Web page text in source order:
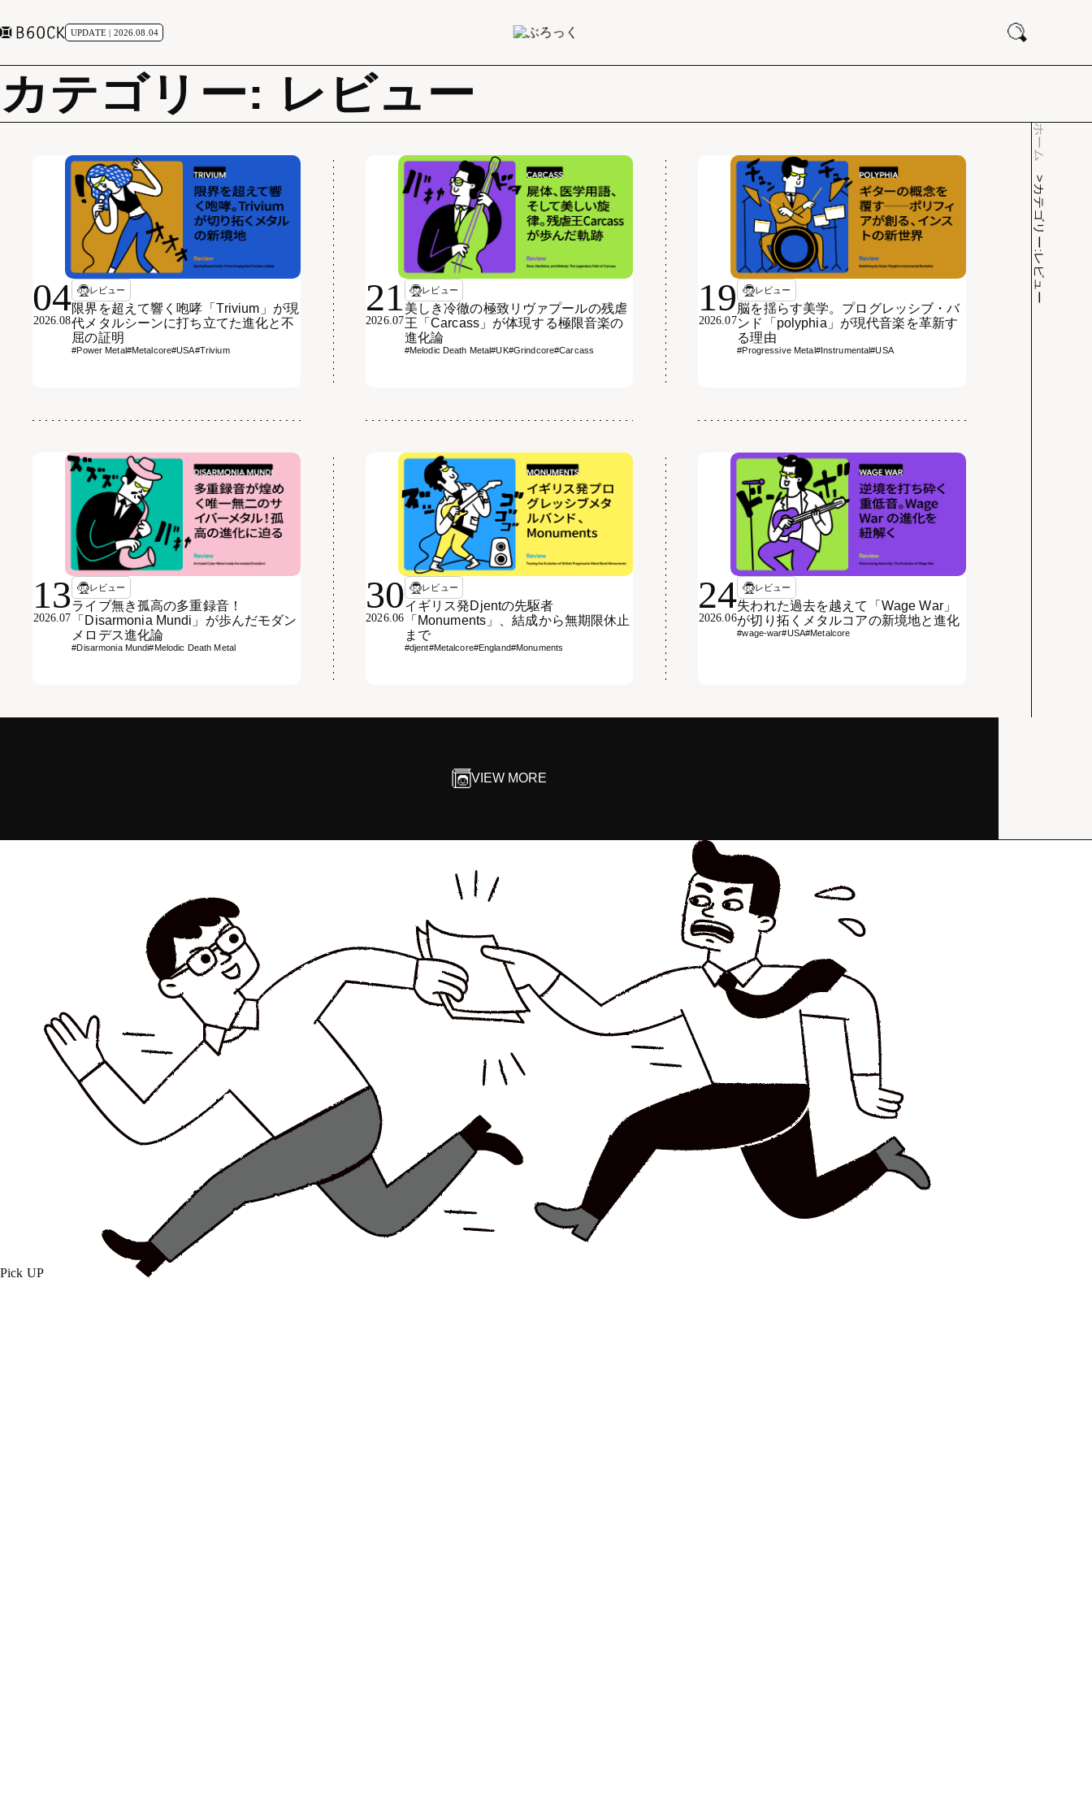
UPDATE | 2026.08.04
カテゴリー: レビュー
ホーム
カテゴリー:レビュー
2026.08
04 レビュー
限界を超えて響く咆哮「Trivium」が現
代メタルシーンに打ち立てた進化と不
屈の証明
#Power Metal#Metalcore#USA#Trivium
2026.07
21 レビュー
美しき冷徹の極致リヴァプールの残虐
王「Carcass」が体現する極限音楽の
進化論
#Melodic Death Metal#UK#Grindcore#Carcass
2026.07
19 レビュー
脳を揺らす美学。プログレッシブ・バ
ンド「polyphia」が現代音楽を革新す
る理由
#Progressive Metal#Instrumental#USA
2026.07
13 レビュー
ライブ無き孤高の多重録音！
「Disarmonia Mundi」が歩んだモダン
メロデス進化論
#Disarmonia Mundi#Melodic Death Metal
2026.06
30 レビュー
イギリス発Djentの先駆者
「Monuments」、結成から無期限休止
まで
#djent#Metalcore#England#Monuments
2026.06
24 レビュー
失われた過去を越えて「Wage War」
が切り拓くメタルコアの新境地と進化
#wage-war#USA#Metalcore
VIEW MORE
Pick UP